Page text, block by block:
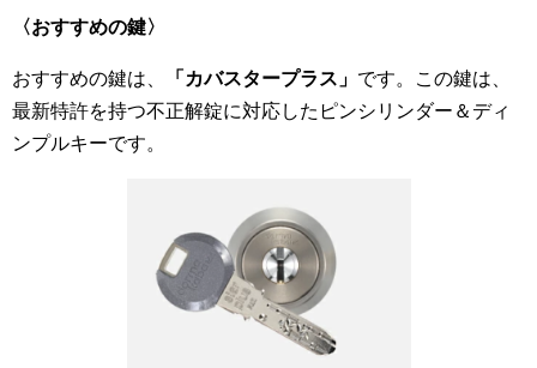
〈おすすめの鍵〉
おすすめの鍵は、 「カバスタープラス」 です。この鍵は、
最新特許を持つ不正解錠に対応したピンシリンダー＆ディ
ンプルキーです。